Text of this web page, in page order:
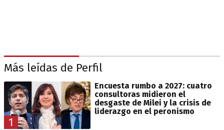
Más leídas de Perfil
1
Encuesta rumbo a 2027: cuatro
consultoras midieron el
desgaste de Milei y la crisis de
liderazgo en el peronismo